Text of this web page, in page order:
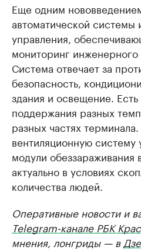
Еще одним
автоматической системы
управления,
мониторинг инженерного
Система отвечает за
безопасность,
здания и освещение.
поддержания разных
разных частях
вентиляционную систему
модули обеззараживания
актуально в условиях
количества людей.
Оперативные новости и
Telegram-канале РБК
мнения, лонгриды — в